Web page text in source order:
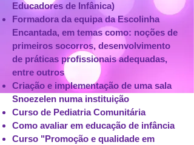
Educadores de Infânica)
Formadora da equipa da Escolinha
Encantada, em temas como: noções de
primeiros socorros, desenvolvimento
de práticas profissionais adequadas,
entre outros
Criação e implementação de uma sala
Snoezelen numa instituição
Curso de Pediatria Comunitária
Como avaliar em educação de infância
Curso "Promoção e qualidade em